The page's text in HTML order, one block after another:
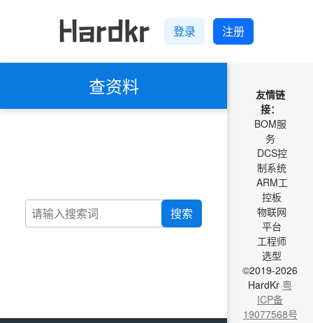
登录 注册
查资料
搜索
友情链
接：
BOM服
务
DCS控
制系统
ARM工
控板
物联网
平台
工程师
选型
©2019-2026
HardKr 粤
ICP备
19077568号